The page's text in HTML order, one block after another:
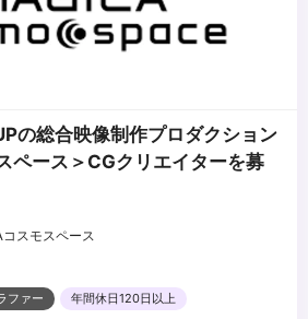
の総合映像制作プロダクション
ペース＞CGクリエイターを募
スモスペース
ファー
年間休日120日以上